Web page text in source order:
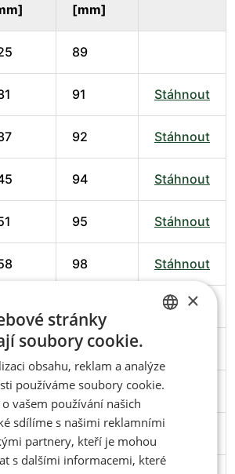
[mm]
89
91 Stáhnout
92 Stáhnout
94 Stáhnout
95 Stáhnout
98 Stáhnout
Stáhnout
102
103 Stáhnout
106
ENGLISH
×
stránky
soubory cookie.
obsahu, reklam a analýze
používáme soubory cookie.
vašem používání našich
sdílíme s našimi reklamními
partnery, kteří je mohou
s dalšími informacemi, které